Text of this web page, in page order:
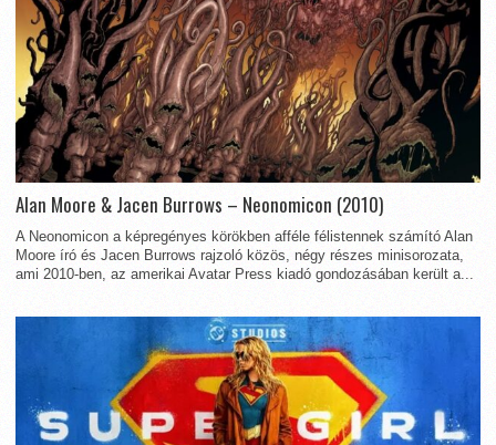
Alan Moore & Jacen Burrows – Neonomicon (2010)
A Neonomicon a képregényes körökben afféle félistennek számító Alan
Moore író és Jacen Burrows rajzoló közös, négy részes minisorozata,
ami 2010-ben, az amerikai Avatar Press kiadó gondozásában került a...